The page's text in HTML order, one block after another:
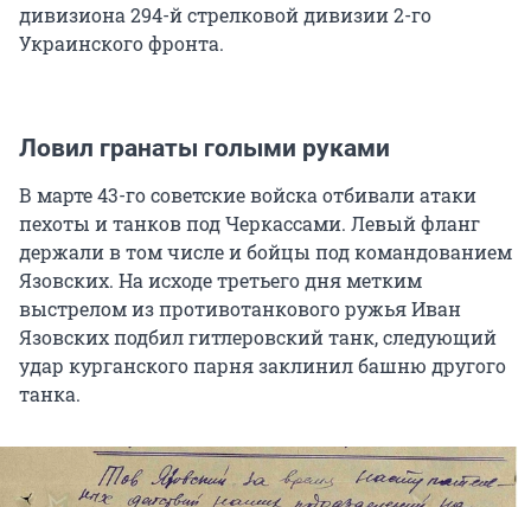
дивизиона 294-й стрелковой дивизии 2-го
Украинского фронта.
Ловил гранаты голыми руками
В марте 43-го советские войска отбивали атаки
пехоты и танков под Черкассами. Левый фланг
держали в том числе и бойцы под командованием
Язовских. На исходе третьего дня метким
выстрелом из противотанкового ружья Иван
Язовских подбил гитлеровский танк, следующий
удар курганского парня заклинил башню другого
танка.